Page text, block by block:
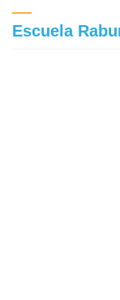
Escuela